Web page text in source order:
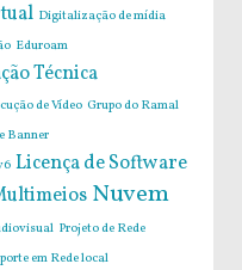
Digitalização de mídia
Eduroam
Técnica
de Vídeo Grupo do Ramal
Banner
Licença de Software
Nuvem
Projeto de Rede
em Rede local